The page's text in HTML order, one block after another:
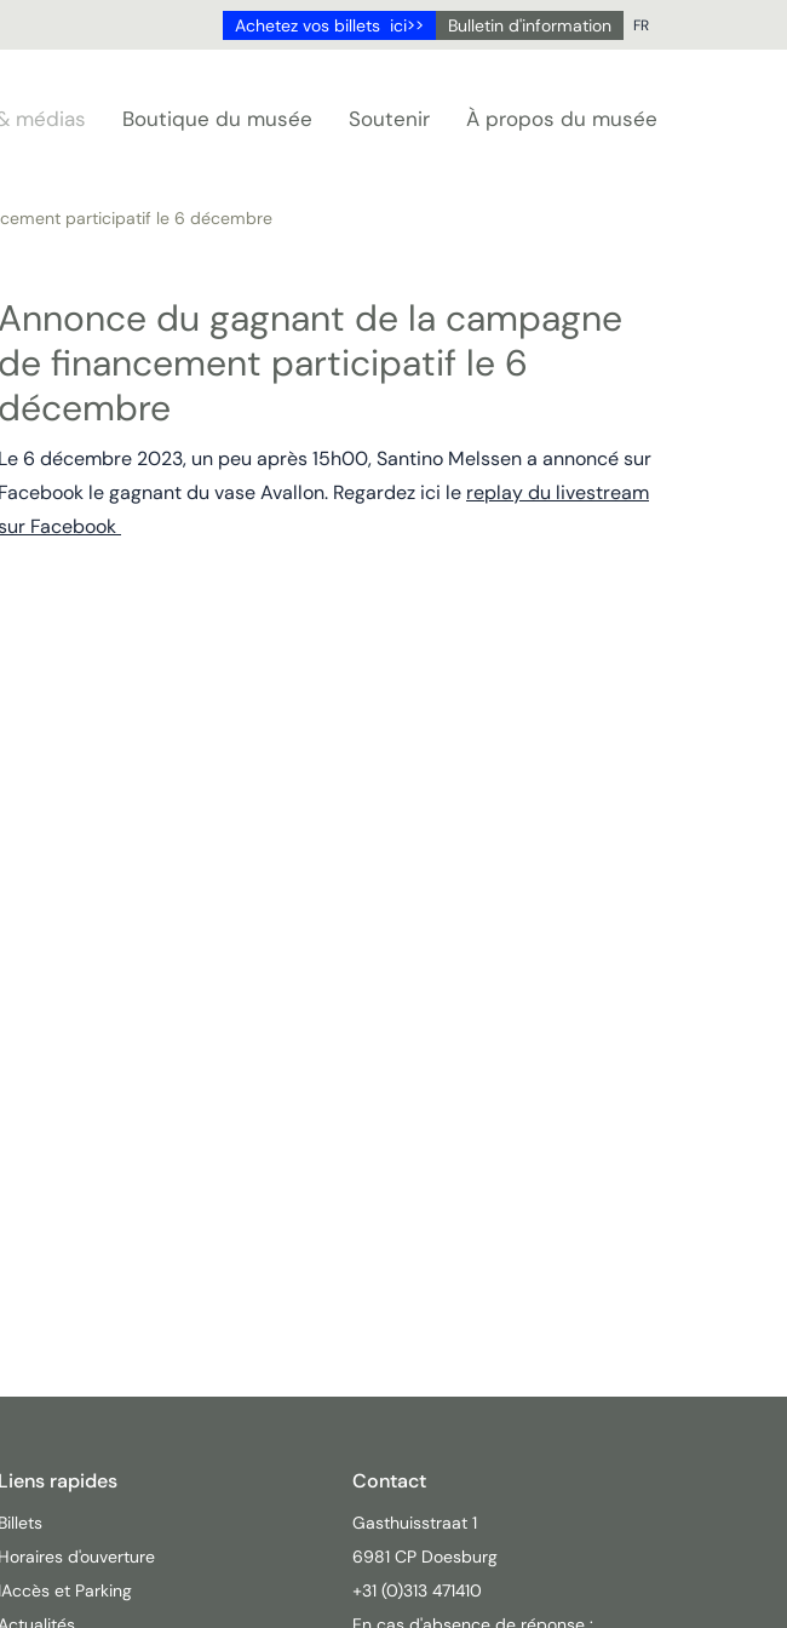
Achetez vos billets ici>> Bulletin d'information FR
EN
médias Boutique du musée Soutenir À propos du musée
participatif le 6 décembre
Annonce du gagnant de la campagne
de financement participatif le 6
décembre
Le 6 décembre 2023, un peu après 15h00, Santino Melssen a annoncé sur
Facebook le gagnant du vase Avallon. Regardez ici le replay du livestream
Facebook
Liens rapides
Billets
Horaires d'ouverture
IAccès et Parking
Contact
Gasthuisstraat 1
6981 CP Doesburg
+31 (0)313 471410